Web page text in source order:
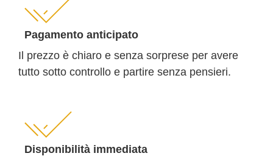
Pagamento anticipato
Il prezzo è chiaro e senza sorprese per avere
tutto sotto controllo e partire senza pensieri.
Disponibilità immediata